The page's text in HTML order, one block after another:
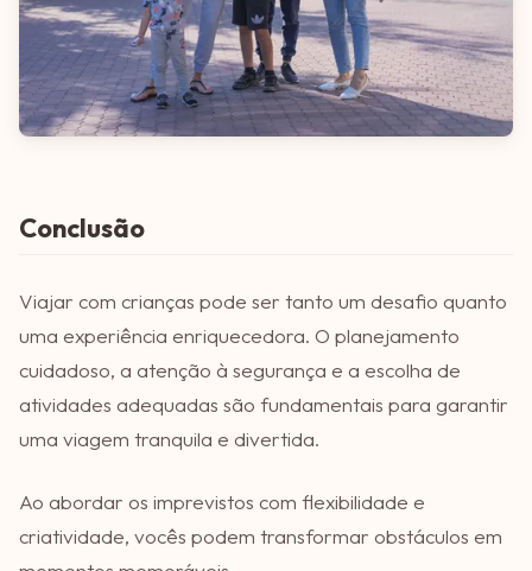
Conclusão
Viajar com crianças pode ser tanto um desafio quanto
uma experiência enriquecedora. O planejamento
cuidadoso, a atenção à segurança e a escolha de
atividades adequadas são fundamentais para garantir
uma viagem tranquila e divertida.
Ao abordar os imprevistos com flexibilidade e
criatividade, vocês podem transformar obstáculos em